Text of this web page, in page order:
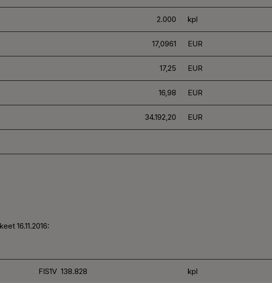
2.000 kpl
17,0961 EUR
17,25 EUR
16,98 EUR
34.192,20 EUR
16.11.2016:
FIS1V 138.828 kpl